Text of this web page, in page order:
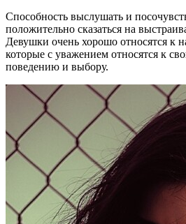
Способность выслушать и
положительно сказаться на
Девушки очень хорошо относятся к
которые с уважением относятся к
поведению и выбору.